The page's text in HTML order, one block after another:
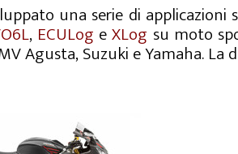
una serie di
, ECULog eXLog su moto
Agusta, Suzuki e Yamaha.